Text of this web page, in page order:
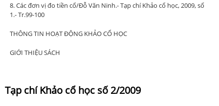
8. Các đơn vị đo tiền cổ/Đỗ Văn Ninh.- Tạp chí Khảo cổ học, 2009, số
1.- Tr.99-100
THÔNG TIN HOẠT ĐỘNG KHẢO CỔ HỌC
GIỚI THIỆU SÁCH
Tạp chí Khảo cổ học số 2/2009